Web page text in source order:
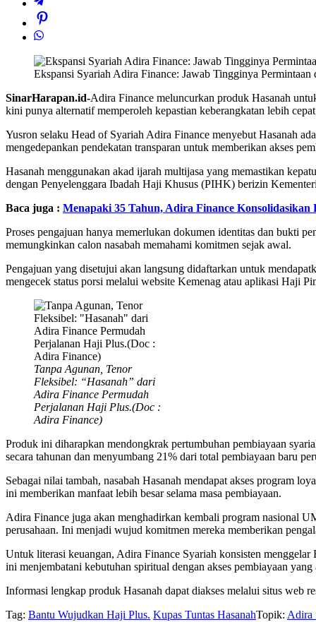
Ekspansi Syariah Adira Finance: Jawab Tingginya
SinarHarapan.id-Adira Finance meluncurkan produk Hasanah
kini punya alternatif memperoleh kepastian keberangkatan lebih
Yusron selaku Head of Syariah Adira Finance menyebut Hasanah
mengedepankan pendekatan transparan untuk memberikan akses
Hasanah menggunakan akad ijarah multijasa yang memastikan
dengan Penyelenggara Ibadah Haji Khusus (PIHK) berizin
Baca juga : Menapaki 35 Tahun, Adira Finance
Proses pengajuan hanya memerlukan dokumen identitas dan bukti
memungkinkan calon nasabah memahami komitmen sejak awal.
Pengajuan yang disetujui akan langsung didaftarkan untuk
mengecek status porsi melalui website Kemenag atau aplikasi Haji
Tanpa Agunan, Tenor
Fleksibel: “Hasanah” dari
Adira Finance Permudah
Perjalanan Haji Plus.(Doc :
Adira Finance)
Produk ini diharapkan mendongkrak pertumbuhan pembiayaan
secara tahunan dan menyumbang 21% dari total pembiayaan baru
Sebagai nilai tambah, nasabah Hasanah mendapat akses program
ini memberikan manfaat lebih besar selama masa pembiayaan.
Adira Finance juga akan menghadirkan kembali program nasional
perusahaan. Ini menjadi wujud komitmen mereka memberikan
Untuk literasi keuangan, Adira Finance Syariah konsisten
ini menjembatani kebutuhan spiritual dengan akses pembiayaan yang
Informasi lengkap produk Hasanah dapat diakses melalui situs web
Tag: Bantu Wujudkan Haji Plus. Kupas Tuntas HasanahTopik: Adira